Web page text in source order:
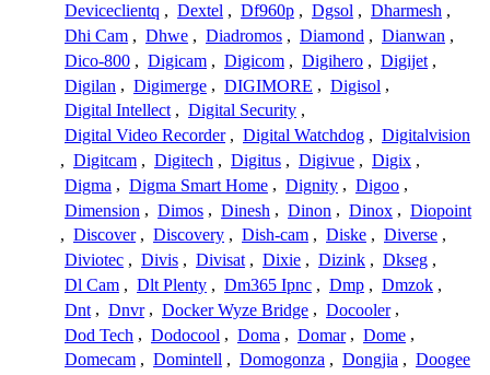
Deviceclientq , Dextel , Df960p , Dgsol , Dharmesh ,
Dhi Cam , Dhwe , Diadromos , Diamond , Dianwan ,
Dico-800 , Digicam , Digicom , Digihero , Digijet ,
Digilan , Digimerge , DIGIMORE , Digisol ,
Digital Intellect , Digital Security ,
Digital Video Recorder , Digital Watchdog , Digitalvision
, Digitcam , Digitech , Digitus , Digivue , Digix ,
Digma , Digma Smart Home , Dignity , Digoo ,
Dimension , Dimos , Dinesh , Dinon , Dinox , Diopoint
, Discover , Discovery , Dish-cam , Diske , Diverse ,
Diviotec , Divis , Divisat , Dixie , Dizink , Dkseg ,
Dl Cam , Dlt Plenty , Dm365 Ipnc , Dmp , Dmzok ,
Dnt , Dnvr , Docker Wyze Bridge , Docooler ,
Dod Tech , Dodocool , Doma , Domar , Dome ,
Domecam , Domintell , Domogonza , Dongjia , Doogee